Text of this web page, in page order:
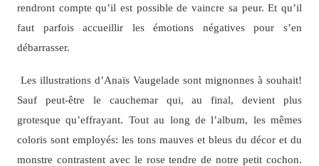
rendront compte qu’il est possible de vaincre sa peur. Et qu’il
faut parfois accueillir les émotions négatives pour s’en
débarrasser.
Les illustrations d’Anaïs Vaugelade sont mignonnes à souhait!
Sauf peut-être le cauchemar qui, au final, devient plus
grotesque qu’effrayant. Tout au long de l’album, les mêmes
coloris sont employés: les tons mauves et bleus du décor et du
monstre contrastent avec le rose tendre de notre petit cochon.